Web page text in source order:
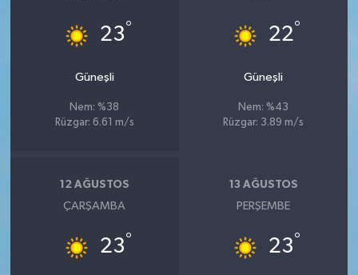
23°
Güneşli
Nem: %38
Rüzgar: 6.61 m/s
22°
Güneşli
Nem: %43
Rüzgar: 3.89 m/s
12 AĞUSTOS
ÇARŞAMBA
23°
13 AĞUSTOS
PERŞEMBE
23°